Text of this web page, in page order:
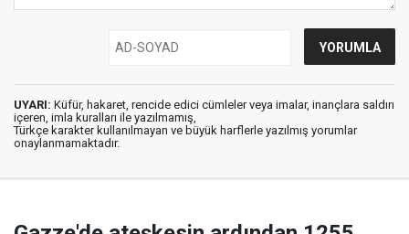
UYARI: Küfür, hakaret, rencide edici cümleler veya imalar, inançlara saldırı
içeren, imla kuralları ile yazılmamış,
Türkçe karakter kullanılmayan ve büyük harflerle yazılmış yorumlar
onaylanmamaktadır.